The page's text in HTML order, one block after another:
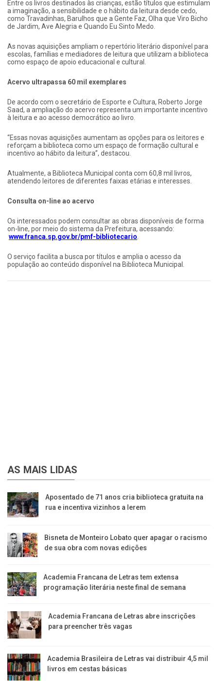
Entre os livros destinados às crianças, estão títulos que estimulam
a imaginação, a sensibilidade e o hábito da leitura desde cedo,
como Travadinhas, Barulhos que a Gente Faz, Olha que Viro Bicho
de Jardim, Ave Alegria e Quando Eu Sinto Medo.
As novas aquisições ampliam o repertório literário disponível para
escolas, famílias e mediadores de leitura que utilizam a biblioteca
como espaço de apoio educacional e cultural.
Acervo ultrapassa 60 mil exemplares
De acordo com o secretário de Esporte e Cultura, Roberto Jorge
Saad, a ampliação do acervo representa um importante incentivo
à leitura e ao acesso democrático ao livro.
“Essas novas aquisições aumentam as opções para os leitores e
reforçam a biblioteca como um espaço de formação cultural e
incentivo ao hábito da leitura”, destacou.
Atualmente, a Biblioteca Municipal conta com 60,8 mil livros,
atendendo leitores de diferentes faixas etárias e interesses.
Consulta on-line ao acervo
Os interessados podem consultar as obras disponíveis de forma
on-line, por meio do sistema da Prefeitura, acessando:
www.franca.sp.gov.br/pmf-bibliotecario.
O serviço facilita a busca por títulos e amplia o acesso da
população ao conteúdo disponível na Biblioteca Municipal.
AS MAIS LIDAS
Aposentado de 71 anos cria biblioteca gratuita na
rua e incentiva vizinhos a lerem
Bisneta de Monteiro Lobato quer apagar o racismo
de sua obra com novas edições
Academia Francana de Letras tem extensa
programação literária neste final de semana
Academia Francana de Letras abre inscrições
para preencher três vagas
Academia Brasileira de Letras vai distribuir 4,5 mil
livros em cestas básicas